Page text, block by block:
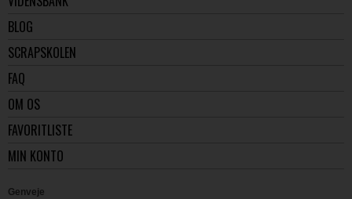
BLOG
SCRAPSKOLEN
FAQ
OM OS
FAVORITLISTE
MIN KONTO
Genveje